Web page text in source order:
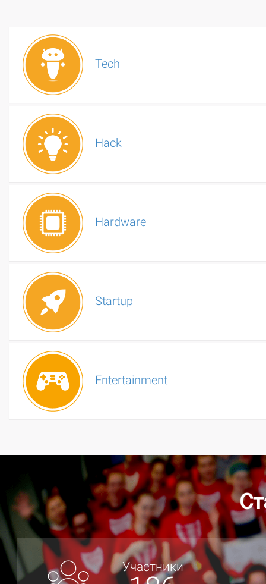
Tech
Hack
Hardware
Startup
Entertainment
Участники